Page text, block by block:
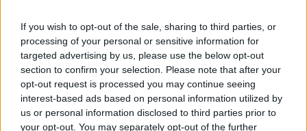
If you wish to opt-out of the sale, sharing to third parties, or
processing of your personal or sensitive information for
targeted advertising by us, please use the below opt-out
section to confirm your selection. Please note that after your
opt-out request is processed you may continue seeing
interest-based ads based on personal information utilized by
us or personal information disclosed to third parties prior to
your opt-out. You may separately opt-out of the further